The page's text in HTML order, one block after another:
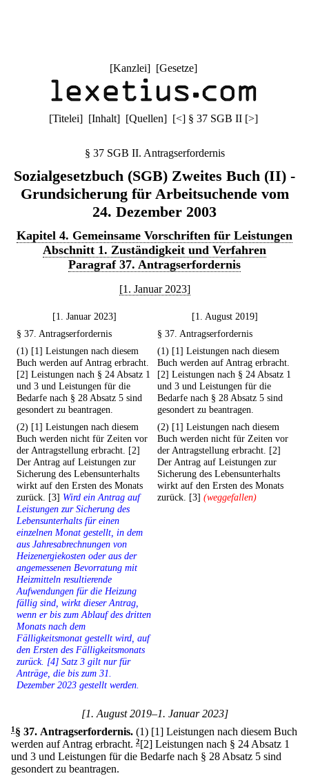
[Kanzlei] [Gesetze]
[Titelei] [Inhalt] [Quellen] [<] § 37 SGB II [>]
§ 37 SGB II. Antragserfordernis
Sozialgesetzbuch (SGB) Zweites Buch (II) -
Grundsicherung für Arbeitsuchende vom
24. Dezember 2003
Kapitel 4. Gemeinsame Vorschriften für Leistungen
Abschnitt 1. Zuständigkeit und Verfahren
Paragraf 37. Antragserfordernis
[1. Januar 2023]
[1. Januar 2023]
[1. August 2019]
§ 37. Antragserfordernis
§ 37. Antragserfordernis
(1) [1] Leistungen nach diesem
Buch werden auf Antrag erbracht.
[2] Leistungen nach § 24 Absatz 1
und 3 und Leistungen für die
Bedarfe nach § 28 Absatz 5 sind
gesondert zu beantragen.
(1) [1] Leistungen nach diesem
Buch werden auf Antrag erbracht.
[2] Leistungen nach § 24 Absatz 1
und 3 und Leistungen für die
Bedarfe nach § 28 Absatz 5 sind
gesondert zu beantragen.
(2) [1] Leistungen nach diesem
Buch werden nicht für Zeiten vor
der Antragstellung erbracht. [2]
Der Antrag auf Leistungen zur
Sicherung des Lebensunterhalts
wirkt auf den Ersten des Monats
zurück. [3] Wird ein Antrag auf
Leistungen zur Sicherung des
Lebensunterhalts für einen
einzelnen Monat gestellt, in dem
aus Jahresabrechnungen von
Heizenergiekosten oder aus der
angemessenen Bevorratung mit
Heizmitteln resultierende
Aufwendungen für die Heizung
fällig sind, wirkt dieser Antrag,
wenn er bis zum Ablauf des dritten
Monats nach dem
Fälligkeitsmonat gestellt wird, auf
den Ersten des Fälligkeitsmonats
zurück. [4] Satz 3 gilt nur für
Anträge, die bis zum 31.
Dezember 2023 gestellt werden.
(2) [1] Leistungen nach diesem
Buch werden nicht für Zeiten vor
der Antragstellung erbracht. [2]
Der Antrag auf Leistungen zur
Sicherung des Lebensunterhalts
wirkt auf den Ersten des Monats
zurück. [3] (weggefallen)
[1. August 2019–1. Januar 2023]
1§ 37. Antragserfordernis. (1) [1] Leistungen nach diesem Buch
werden auf Antrag erbracht. 2[2] Leistungen nach § 24 Absatz 1
und 3 und Leistungen für die Bedarfe nach § 28 Absatz 5 sind
gesondert zu beantragen.